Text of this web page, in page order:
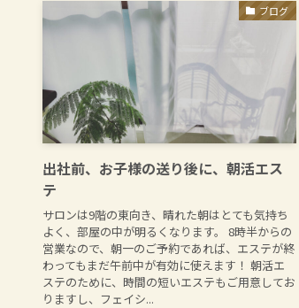
ブログ
出社前、お子様の送り後に、朝活エス
テ
サロンは9階の東向き、晴れた朝はとても気持ち
よく、部屋の中が明るくなります。 8時半からの
営業なので、朝一のご予約であれば、エステが終
わってもまだ午前中が有効に使えます！ 朝活エ
ステのために、時間の短いエステもご用意してお
りますし、フェイシ...